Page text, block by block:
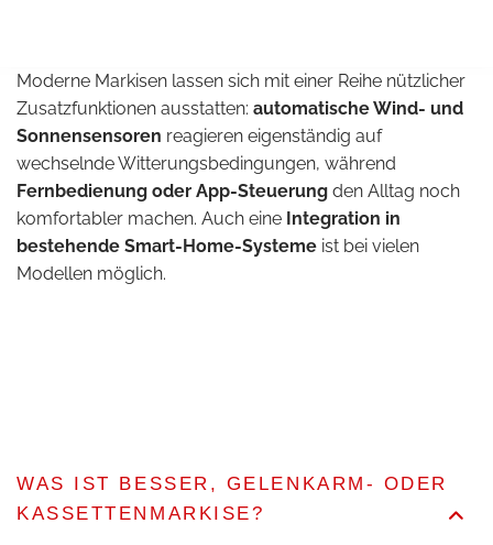
Moderne Markisen lassen sich mit einer Reihe nützlicher
Zusatzfunktionen ausstatten: automatische Wind- und
Sonnensensoren reagieren eigenständig auf
wechselnde Witterungsbedingungen, während
Fernbedienung oder App-Steuerung den Alltag noch
komfortabler machen. Auch eine Integration in
bestehende Smart-Home-Systeme ist bei vielen
Modellen möglich.
WAS IST BESSER, GELENKARM- ODER
KASSETTENMARKISE?